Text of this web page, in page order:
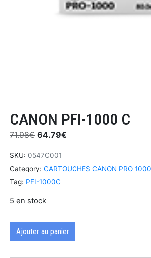
CANON PFI-1000 C
71.98€ 64.79€
SKU: 0547C001
Category: CARTOUCHES CANON PRO 1000
Tag: PFI-1000C
5 en stock
Ajouter au panier